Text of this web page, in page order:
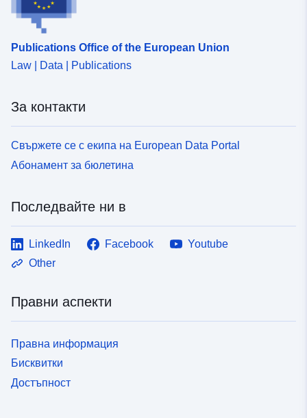
uriRef:
Publications Office of the European Union
Law | Data | Publications
За контакти
Свържете се с екипа на European Data Portal
Абонамент за бюлетина
Последвайте ни в
LinkedIn Facebook
Youtube
Other
Правни аспекти
Правна информация
Бисквитки
Достъпност